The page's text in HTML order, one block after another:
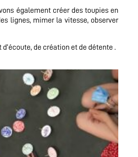
également créer des toupies en
lignes, mimer la vitesse, observer
de création et de détente .